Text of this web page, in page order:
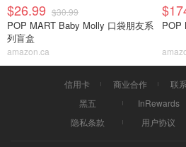
$26.99 $30.99
POP MART Baby Molly 口袋朋友系
列盲盒
amazon.ca
POP
信用卡 商业合作 联
黑五
InRewards
隐私条款
用户协议